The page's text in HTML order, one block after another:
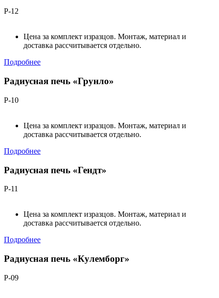
Р-12
Цена за комплект изразцов. Монтаж, материал и
доставка рассчитывается отдельно.
Подробнее
Радиусная печь «Грунло»
Р-10
Цена за комплект изразцов. Монтаж, материал и
доставка рассчитывается отдельно.
Подробнее
Радиусная печь «Гендт»
Р-11
Цена за комплект изразцов. Монтаж, материал и
доставка рассчитывается отдельно.
Подробнее
Радиусная печь «Кулемборг»
Р-09